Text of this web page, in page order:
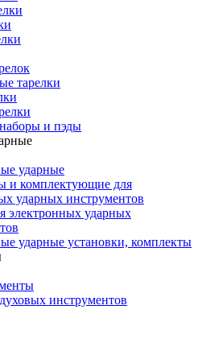
тарелки
и пэды
ударные
и комплектующие для
ударных инструментов
электронных ударных
ударные установки, комплекты
инструментов